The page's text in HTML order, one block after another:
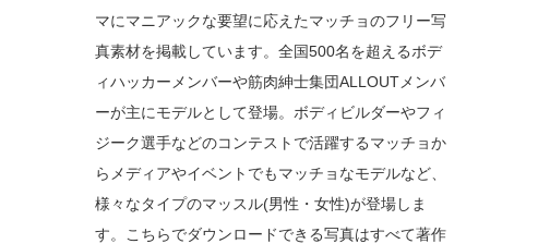
マにマニアックな要望に応えたマッチョのフリー写
真素材を掲載しています。全国500名を超えるボデ
ィハッカーメンバーや筋肉紳士集団ALLOUTメンバ
ーが主にモデルとして登場。ボディビルダーやフィ
ジーク選手などのコンテストで活躍するマッチョか
らメディアやイベントでもマッチョなモデルなど、
様々なタイプのマッスル(男性・女性)が登場しま
す。こちらでダウンロードできる写真はすべて著作